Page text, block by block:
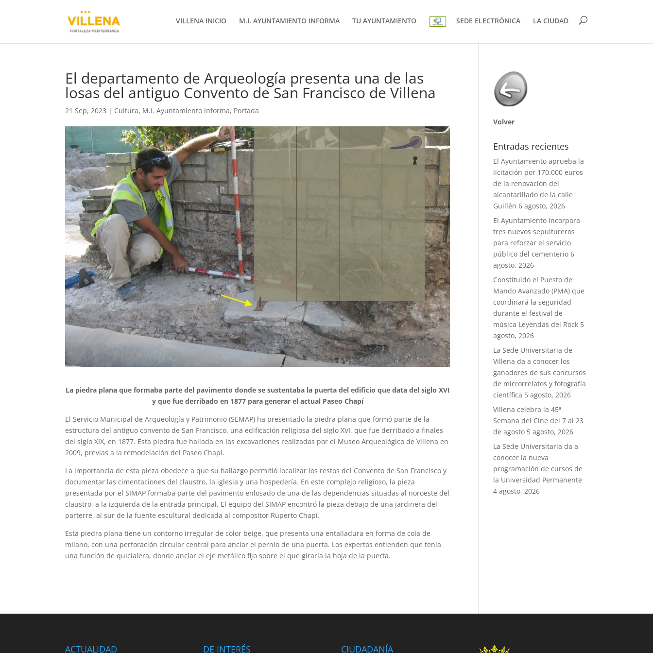
VILLENA INICIO M.I. AYUNTAMIENTO INFORMA TU AYUNTAMIENTO SEDE ELECTRÓNICA LA CIUDAD
El departamento de Arqueología presenta una de las
losas del antiguo Convento de San Francisco de Villena
21 Sep, 2023 | Cultura, M.I. Ayuntamiento informa, Portada
La piedra plana que formaba parte del pavimento donde se sustentaba la puerta del edificio que data del siglo XVI
y que fue derribado en 1877 para generar el actual Paseo Chapí
El Servicio Municipal de Arqueología y Patrimonio (SEMAP) ha presentado la piedra plana que formó parte de la
estructura del antiguo convento de San Francisco, una edificación religiosa del siglo XVI, que fue derribado a finales
del siglo XIX, en 1877. Esta piedra fue hallada en las excavaciones realizadas por el Museo Arqueológico de Villena en
2009, previas a la remodelación del Paseo Chapí.
La importancia de esta pieza obedece a que su hallazgo permitió localizar los restos del Convento de San Francisco y
documentar las cimentaciones del claustro, la iglesia y una hospedería. En este complejo religioso, la pieza
presentada por el SIMAP formaba parte del pavimento enlosado de una de las dependencias situadas al noroeste del
claustro, a la izquierda de la entrada principal. El equipo del SIMAP encontró la pieza debajo de una jardinera del
parterre, al sur de la fuente escultural dedicada al compositor Ruperto Chapí.
Esta piedra plana tiene un contorno irregular de color beige, que presenta una entalladura en forma de cola de
milano, con una perforación circular central para anclar el pernio de una puerta. Los expertos entienden que tenía
una función de quicialera, donde anclar el eje metálico fijo sobre el que giraría la hoja de la puerta.
Volver
Entradas recientes
El Ayuntamiento aprueba la
licitación por 170.000 euros
de la renovación del
alcantarillado de la calle
Guillén 6 agosto, 2026
El Ayuntamiento incorpora
tres nuevos sepultureros
para reforzar el servicio
público del cementerio 6
agosto, 2026
Constituido el Puesto de
Mando Avanzado (PMA) que
coordinará la seguridad
durante el festival de
música Leyendas del Rock 5
agosto, 2026
La Sede Universitaria de
Villena da a conocer los
ganadores de sus concursos
de microrrelatos y fotografía
científica 5 agosto, 2026
Villena celebra la 45ª
Semana del Cine del 7 al 23
de agosto 5 agosto, 2026
La Sede Universitaria da a
conocer la nueva
programación de cursos de
la Universidad Permanente
4 agosto, 2026
ACTUALIDAD DE INTERÉS CIUDADANÍA